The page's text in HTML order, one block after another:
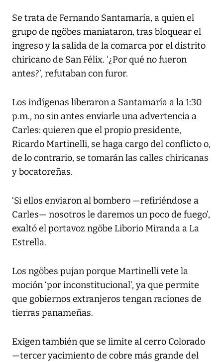
Se trata de Fernando Santamaría, a quien el
grupo de ngöbes maniataron, tras bloquear el
ingreso y la salida de la comarca por el distrito
chiricano de San Félix. ‘¿Por qué no fueron
antes?’, refutaban con furor.
Los indígenas liberaron a Santamaría a la 1:30
p.m., no sin antes enviarle una advertencia a
Carles: quieren que el propio presidente,
Ricardo Martinelli, se haga cargo del conflicto o,
de lo contrario, se tomarán las calles chiricanas
y bocatoreñas.
‘Si ellos enviaron al bombero —refiriéndose a
Carles— nosotros le daremos un poco de fuego’,
exaltó el portavoz ngöbe Liborio Miranda a La
Estrella.
Los ngöbes pujan porque Martinelli vete la
moción ‘por inconstitucional’, ya que permite
que gobiernos extranjeros tengan raciones de
tierras panameñas.
Exigen también que se limite al cerro Colorado
—tercer yacimiento de cobre más grande del